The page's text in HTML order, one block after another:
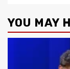
YOU MAY